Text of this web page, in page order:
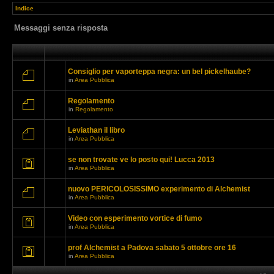
Indice
Messaggi senza risposta
Consiglio per vaporteppa negra: un bel pickelhaube?
in Area Pubblica
Regolamento
in Regolamento
Leviathan il libro
in Area Pubblica
se non trovate ve lo posto qui! Lucca 2013
in Area Pubblica
nuovo PERICOLOSISSIMO experimento di Alchemist
in Area Pubblica
Video con esperimento vortice di fumo
in Area Pubblica
prof Alchemist a Padova sabato 5 ottobre ore 16
in Area Pubblica